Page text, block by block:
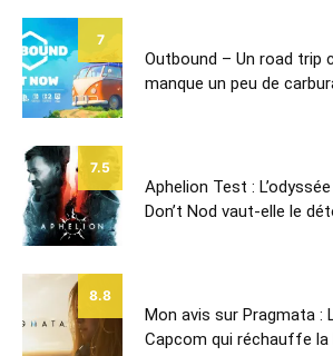
7
Outbound – Un road trip
manque un peu de
7.5
Aphelion Test :
Don’t Nod vaut-elle le
8.8
Mon avis sur Pragmata :
Capcom qui réchauffe la